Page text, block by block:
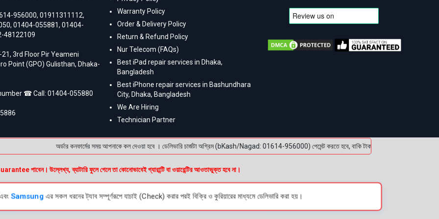
956000,01911311112,
,01404-055881,01404-
48122109
21, 3rd Floor Pir Yeameni
Point (GPO) Gulisthan, Dhaka-
☎ Call:01404-055880
Warranty Policy
Order & Delivery Policy
Return & Refund Policy
Nur Telecom (FAQs)
Best iPad repair services in Dhaka,
Bangladesh
Best iPhone repair services in Bashundhara
City, Dhaka, Bangladesh
We Are Hiring
Technician Partner
অর্ডার কনফার্মের সময় আপনাকে কল দেওয়া হবে । ডেলিভারি চার্জটা অগ্রিম (bKash/Nagad: 01614-956000) পেমেন্ট করতে হবে, বাকি টাকা পণ্য হাতে পেয়ে। বক্স
পাবেন। উল্লেখ্য, ব্যাটারি ফুলে গেলে তা কোনোভাবেই গ্যারান্টি বা ওয়ারেন্টির আওতাভুক্ত হবে না।
Samsungএর সকল ধরনের ট্যাব সম্পূর্ণরূপে যাচাই (Check) করার পরই বিক্রি ও কুরিয়ারের মাধ্যমে ডেলিভারি করা হয়।